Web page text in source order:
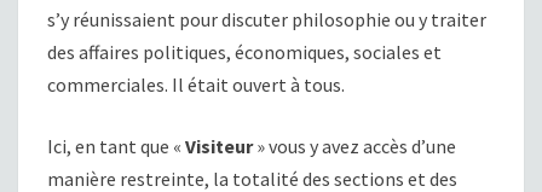
s’y réunissaient pour discuter philosophie ou y traiter
des affaires politiques, économiques, sociales et
commerciales. Il était ouvert à tous.
Ici, en tant que « Visiteur» vous y avez accès d’une
manière restreinte, la totalité des sections et des